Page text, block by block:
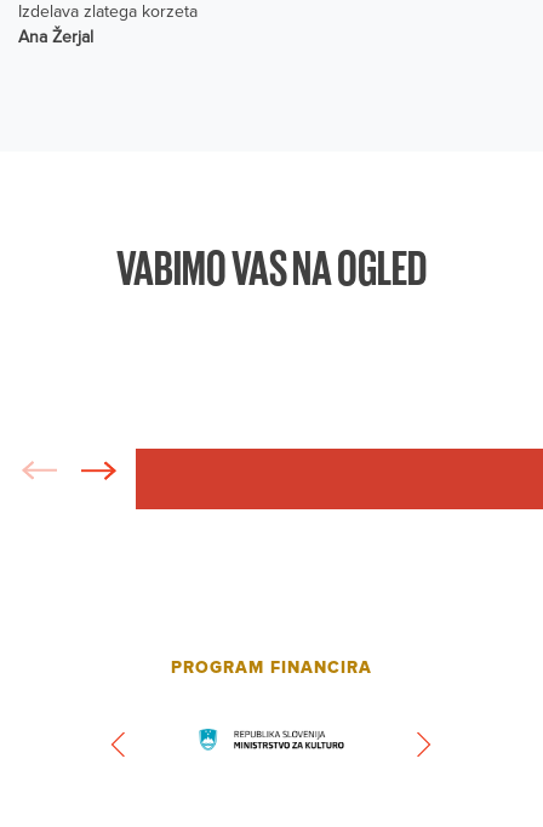
Izdelava zlatega korzeta
Ana Žerjal
VABIMO VAS NA OGLED
PROGRAM FINANCIRA